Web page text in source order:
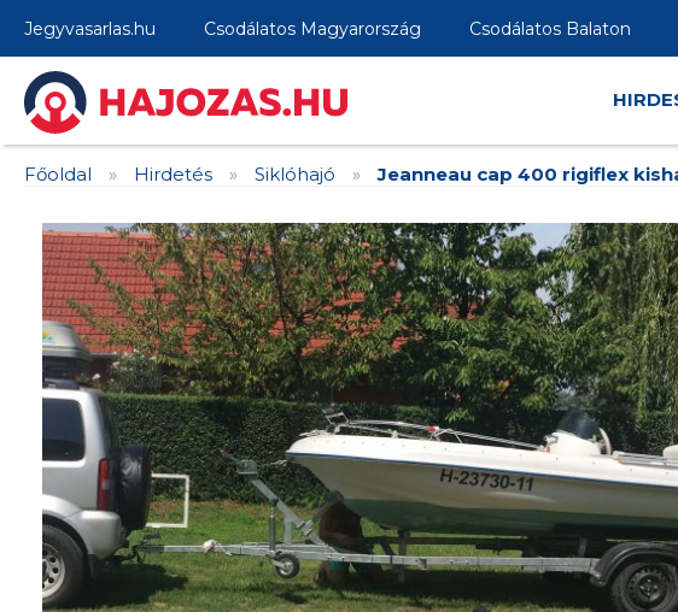
Jegyvasarlas.hu Csodálatos Magyarország Csodálatos Balaton
Főoldal » Hirdetés » Siklóhajó » Jeanneau cap 400 rigiflex